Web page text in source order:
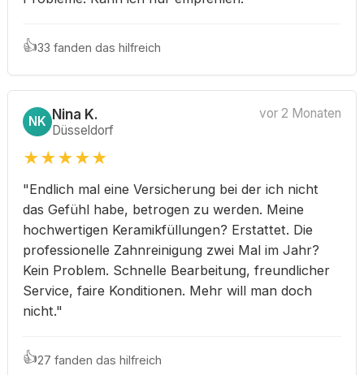
👍33 fanden das hilfreich
NK Nina K.
Düsseldorf
vor 2 Monaten
★★★★★
"Endlich mal eine Versicherung bei der ich nicht
das Gefühl habe, betrogen zu werden. Meine
hochwertigen Keramikfüllungen? Erstattet. Die
professionelle Zahnreinigung zwei Mal im Jahr?
Kein Problem. Schnelle Bearbeitung, freundlicher
Service, faire Konditionen. Mehr will man doch
nicht."
👍27 fanden das hilfreich